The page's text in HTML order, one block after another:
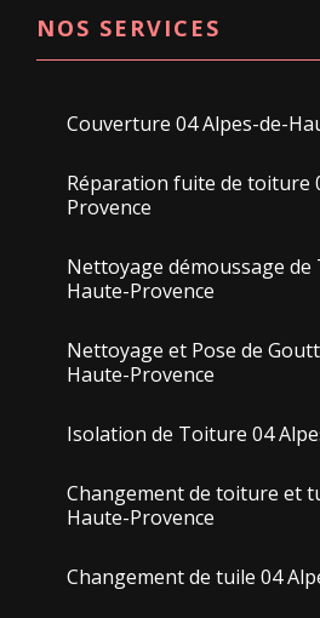
NOS SERVICES
Couverture 04 Alpes-de-
Réparation fuite de toiture
Provence
Nettoyage démoussage
Haute-Provence
Nettoyage et Pose de
Haute-Provence
Isolation de Toiture 04
Changement de toiture et
Haute-Provence
Changement de tuile 04